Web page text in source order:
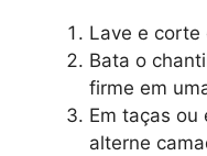
Lave e corte
Bata o
firme em
Em taças ou
alterne